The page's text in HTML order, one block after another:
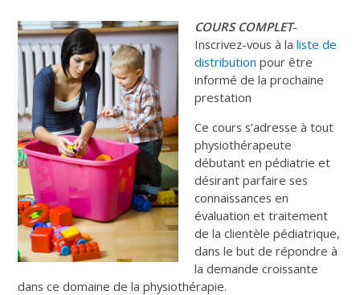
COURS COMPLET-
Inscrivez-vous à laliste de
distribution pour être
informé de la prochaine
prestation
Ce cours s’adresse à tout
physiothérapeute
débutant en pédiatrie et
désirant parfaire ses
connaissances en
évaluation et traitement
de la clientèle pédiatrique,
dans le but de répondre à
la demande croissante
dans ce domaine de la physiothérapie.